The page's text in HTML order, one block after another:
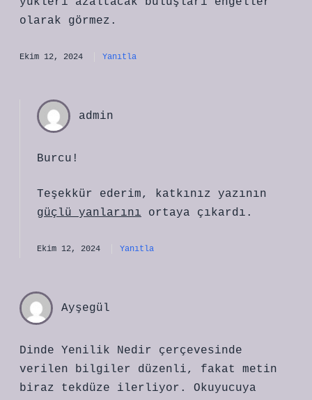
olarak görmez.
Ekim 12, 2024 Yanıtla
admin
Burcu!
Teşekkür ederim, katkınız yazının
güçlü yanlarını ortaya çıkardı.
Ekim 12, 2024 Yanıtla
Ayşegül
Dinde Yenilik Nedir çerçevesinde
verilen bilgiler düzenli, fakat metin
biraz tekdüze ilerliyor. Okuyucuya